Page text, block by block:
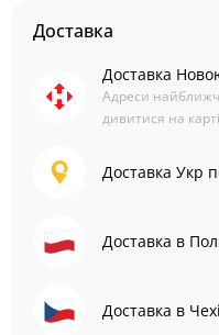
Доставка
Доставка
Адреси
дивитися на карті
Доставка Укр
Доставка в
Доставка в